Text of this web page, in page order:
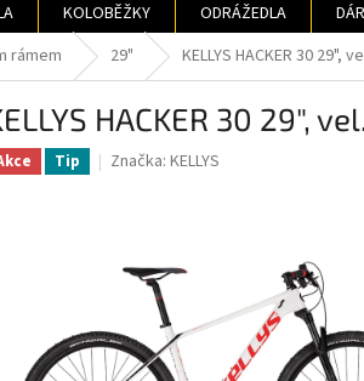
KOLOBĚŽKY ODRÁŽEDLA
rámem 29" KELLYS HACKER 30 29",
HACKER 30 29",
Tip Značka: KELLYS